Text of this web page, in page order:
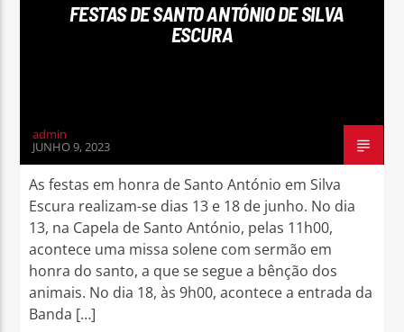
FESTAS DE SANTO ANTÓNIO DE SILVA
ESCURA
admin
JUNHO 9, 2023
As festas em honra de Santo António em Silva
Escura realizam-se dias 13 e 18 de junho. No dia
13, na Capela de Santo António, pelas 11h00,
acontece uma missa solene com sermão em
honra do santo, a que se segue a bênção dos
animais. No dia 18, às 9h00, acontece a entrada da
Banda […]